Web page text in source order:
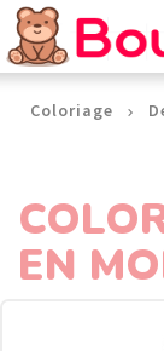
Coloriage
EN
Panneau de